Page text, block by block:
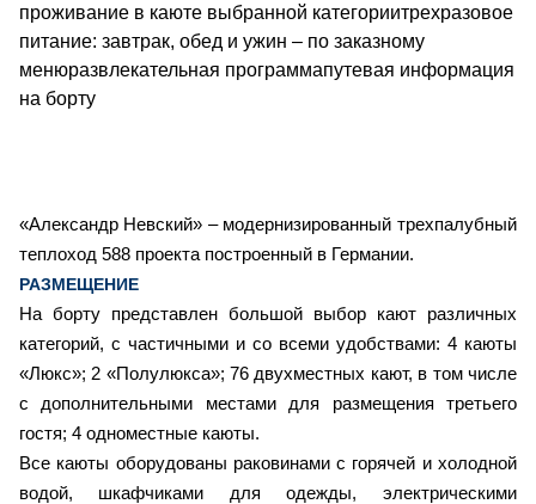
«Александр Невский» – модернизированный трехпалубный
теплоход 588 проекта построенный в Германии.
РАЗМЕЩЕНИЕ
На борту представлен большой выбор кают различных
категорий, с частичными и со всеми удобствами: 4 каюты
«Люкс»; 2 «Полулюкса»; 76 двухместных кают, в том числе
с дополнительными местами для размещения третьего
гостя; 4 одноместные каюты.
Все каюты оборудованы раковинами с горячей и холодной
водой, шкафчиками для одежды, электрическими
проживание в каюте выбранной категориитрехразовое
питание: завтрак, обед и ужин – по заказному
менюразвлекательная программапутевая информация
на борту